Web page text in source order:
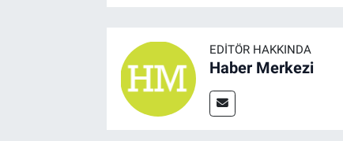
EDITÖR HAKKINDA
Haber Merkezi